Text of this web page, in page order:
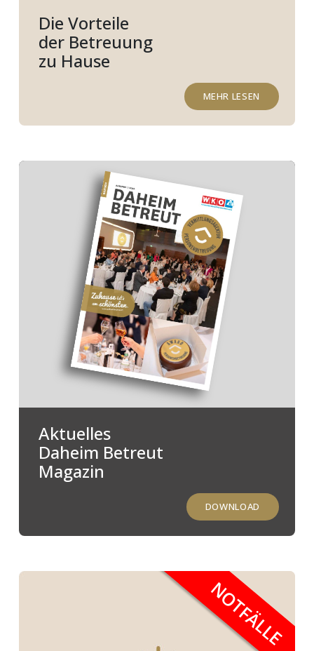
Die Vorteile
der Betreuung
zu Hause
MEHR LESEN
Aktuelles
Daheim Betreut
Magazin
DOWNLOAD
NOTFÄLLE